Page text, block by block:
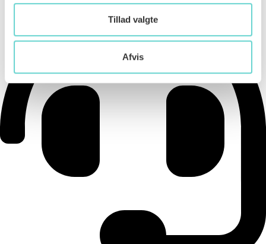
Tillad valgte
Afvis